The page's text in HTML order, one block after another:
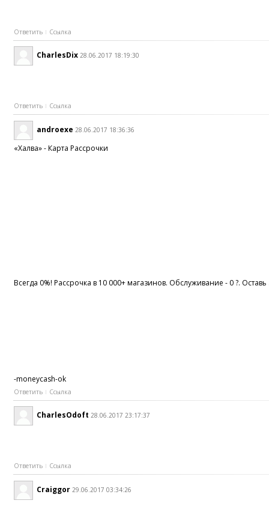
Ответить Ссылка
CharlesDix 28.06.2017 18:19:30
Ответить Ссылка
androexe 28.06.2017 18:36:36
«Халва» - Карта Рассрочки
Всегда 0%! Рассрочка в 10 000+ магазинов. Обслуживание - 0 ?. Оставь
-moneycash-ok
Ответить Ссылка
CharlesOdoft 28.06.2017 23:17:37
Ответить Ссылка
Craiggor 29.06.2017 03:34:26